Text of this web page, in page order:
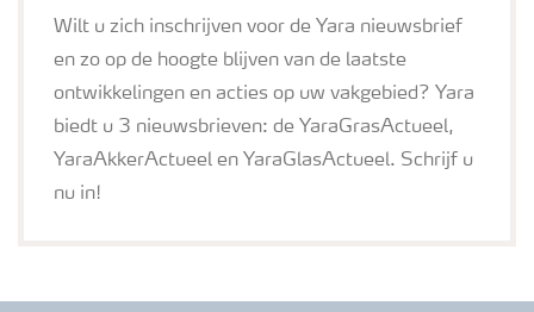
Wilt u zich inschrijven voor de Yara nieuwsbrief
en zo op de hoogte blijven van de laatste
ontwikkelingen en acties op uw vakgebied? Yara
biedt u 3 nieuwsbrieven: de YaraGrasActueel,
YaraAkkerActueel en YaraGlasActueel. Schrijf u
nu in!